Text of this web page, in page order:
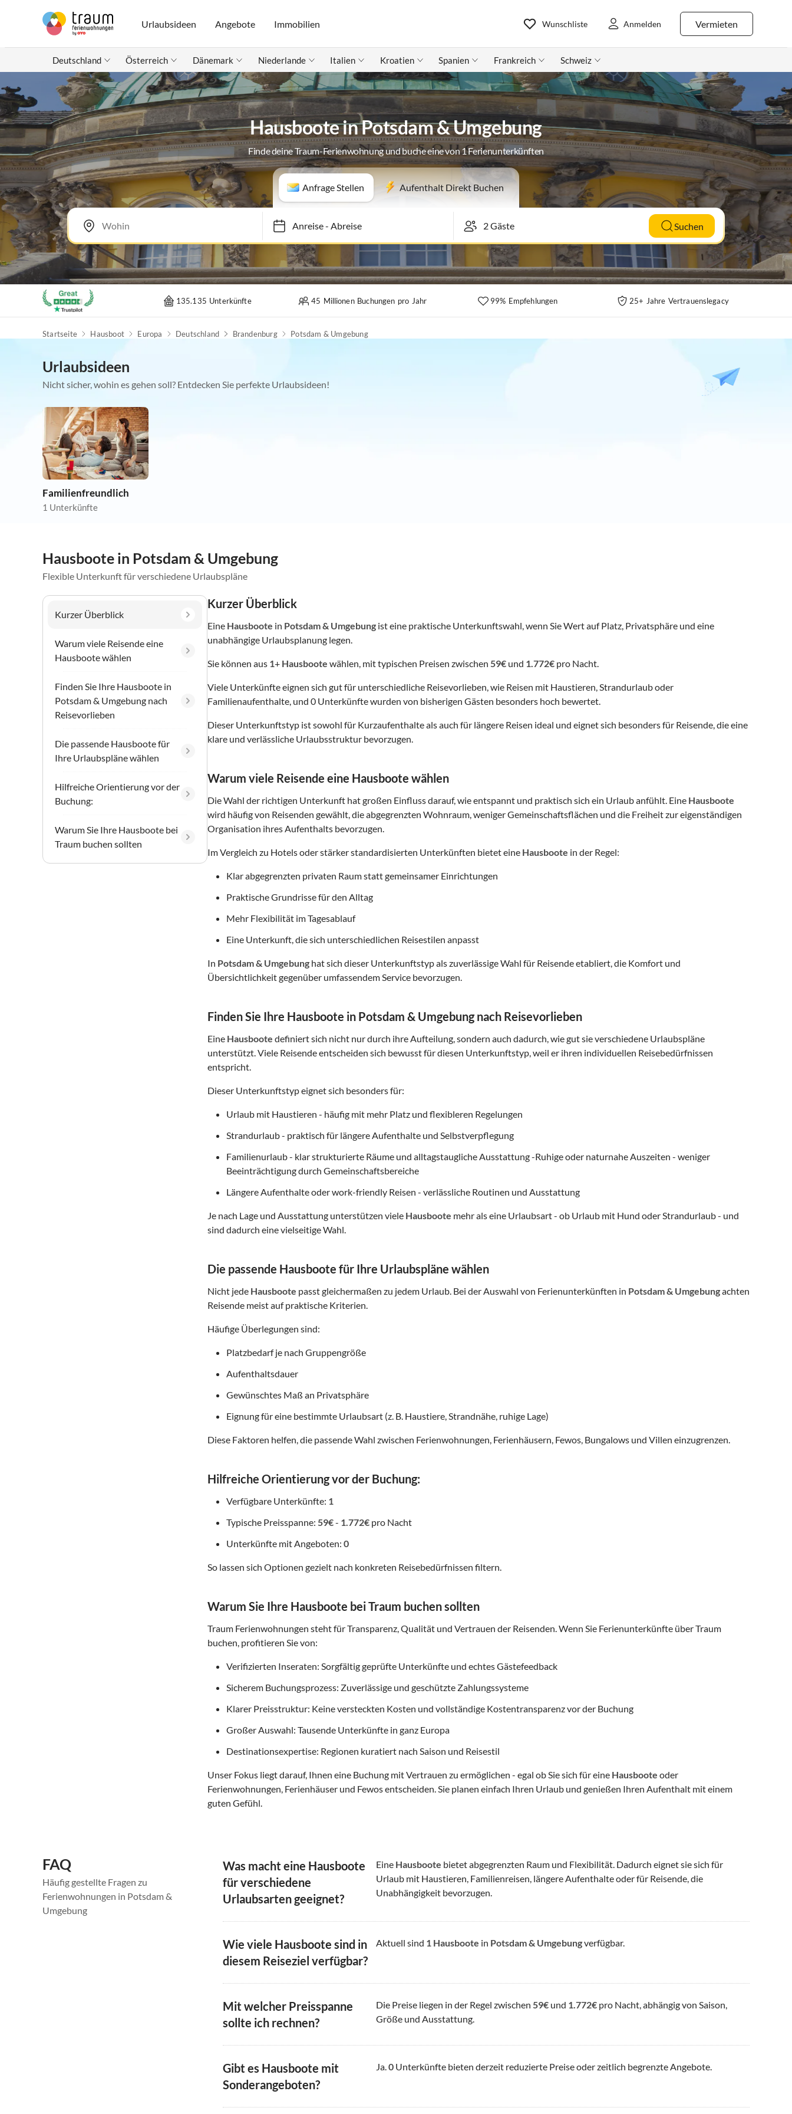
Urlaubsideen Angebote Immobilien Vermieten
Wunschliste Anmelden
Deutschland Österreich Dänemark Niederlande Italien Kroatien Spanien Frankreich Schweiz
Hausboote in Potsdam & Umgebung
Finde deine Traum-Ferienwohnung und buche eine von 1 Ferienunterkünften
Anfrage Stellen Aufenthalt Direkt Buchen
Anreise-Abreise Suchen
135.135 Unterkünfte 45 Millionen Buchungen pro Jahr 99% Empfehlungen 25+ Jahre Vertrauenslegacy
Startseite Hausboot Europa Deutschland Brandenburg Potsdam & Umgebung
Urlaubsideen
Nicht sicher, wohin es gehen soll? Entdecken Sie perfekte Urlaubsideen!
Familienfreundlich
1 Unterkünfte
Hausboote in Potsdam & Umgebung
Flexible Unterkunft für verschiedene Urlaubspläne
Kurzer Überblick
Warum viele Reisende eine
Hausboote wählen
Finden Sie Ihre Hausboote in
Potsdam & Umgebung nach
Reisevorlieben
Die passende Hausboote für
Ihre Urlaubspläne wählen
Hilfreiche Orientierung vor der
Buchung:
Warum Sie Ihre Hausboote bei
Traum buchen sollten
Kurzer Überblick
Eine Hausboote in Potsdam & Umgebung ist eine praktische Unterkunftswahl, wenn Sie Wert auf Platz, Privatsphäre und eine
unabhängige Urlaubsplanung legen.
Sie können aus 1+ Hausboote wählen, mit typischen Preisen zwischen 59€ und 1.772€ pro Nacht.
Viele Unterkünfte eignen sich gut für unterschiedliche Reisevorlieben, wie Reisen mit Haustieren, Strandurlaub oder
Familienaufenthalte, und 0 Unterkünfte wurden von bisherigen Gästen besonders hoch bewertet.
Dieser Unterkunftstyp ist sowohl für Kurzaufenthalte als auch für längere Reisen ideal und eignet sich besonders für Reisende, die eine
klare und verlässliche Urlaubsstruktur bevorzugen.
Warum viele Reisende eine Hausboote wählen
Die Wahl der richtigen Unterkunft hat großen Einfluss darauf, wie entspannt und praktisch sich ein Urlaub anfühlt. Eine Hausboote
wird häufig von Reisenden gewählt, die abgegrenzten Wohnraum, weniger Gemeinschaftsflächen und die Freiheit zur eigenständigen
Organisation ihres Aufenthalts bevorzugen.
Im Vergleich zu Hotels oder stärker standardisierten Unterkünften bietet eine Hausboote in der Regel:
Klar abgegrenzten privaten Raum statt gemeinsamer Einrichtungen
Praktische Grundrisse für den Alltag
Mehr Flexibilität im Tagesablauf
Eine Unterkunft, die sich unterschiedlichen Reisestilen anpasst
In Potsdam & Umgebung hat sich dieser Unterkunftstyp als zuverlässige Wahl für Reisende etabliert, die Komfort und
Übersichtlichkeit gegenüber umfassendem Service bevorzugen.
Finden Sie Ihre Hausboote in Potsdam & Umgebung nach Reisevorlieben
Eine Hausboote definiert sich nicht nur durch ihre Aufteilung, sondern auch dadurch, wie gut sie verschiedene Urlaubspläne
unterstützt. Viele Reisende entscheiden sich bewusst für diesen Unterkunftstyp, weil er ihren individuellen Reisebedürfnissen
entspricht.
Dieser Unterkunftstyp eignet sich besonders für:
Urlaub mit Haustieren - häufig mit mehr Platz und flexibleren Regelungen
Strandurlaub - praktisch für längere Aufenthalte und Selbstverpflegung
Familienurlaub - klar strukturierte Räume und alltagstaugliche Ausstattung -Ruhige oder naturnahe Auszeiten - weniger
Beeinträchtigung durch Gemeinschaftsbereiche
Längere Aufenthalte oder work-friendly Reisen - verlässliche Routinen und Ausstattung
Je nach Lage und Ausstattung unterstützen viele Hausboote mehr als eine Urlaubsart - ob Urlaub mit Hund oder Strandurlaub - und
sind dadurch eine vielseitige Wahl.
Die passende Hausboote für Ihre Urlaubspläne wählen
Nicht jede Hausboote passt gleichermaßen zu jedem Urlaub. Bei der Auswahl von Ferienunterkünften in Potsdam & Umgebungachten
Reisende meist auf praktische Kriterien.
Häufige Überlegungen sind:
Platzbedarf je nach Gruppengröße
Aufenthaltsdauer
Gewünschtes Maß an Privatsphäre
Eignung für eine bestimmte Urlaubsart (z. B. Haustiere, Strandnähe, ruhige Lage)
Diese Faktoren helfen, die passende Wahl zwischen Ferienwohnungen, Ferienhäusern, Fewos, Bungalows und Villen einzugrenzen.
Hilfreiche Orientierung vor der Buchung:
Verfügbare Unterkünfte: 1
Typische Preisspanne: 59€- 1.772€ pro Nacht
Unterkünfte mit Angeboten: 0
So lassen sich Optionen gezielt nach konkreten Reisebedürfnissen filtern.
Warum Sie Ihre Hausboote bei Traum buchen sollten
Traum Ferienwohnungen steht für Transparenz, Qualität und Vertrauen der Reisenden. Wenn Sie Ferienunterkünfte über Traum
buchen, profitieren Sie von:
Verifizierten Inseraten: Sorgfältig geprüfte Unterkünfte und echtes Gästefeedback
Sicherem Buchungsprozess: Zuverlässige und geschützte Zahlungssysteme
Klarer Preisstruktur: Keine versteckten Kosten und vollständige Kostentransparenz vor der Buchung
Großer Auswahl: Tausende Unterkünfte in ganz Europa
Destinationsexpertise: Regionen kuratiert nach Saison und Reisestil
Unser Fokus liegt darauf, Ihnen eine Buchung mit Vertrauen zu ermöglichen - egal ob Sie sich für eine Hausboote oder
Ferienwohnungen, Ferienhäuser und Fewos entscheiden. Sie planen einfach Ihren Urlaub und genießen Ihren Aufenthalt mit einem
guten Gefühl.
FAQ
Häufig gestellte Fragen zu
Ferienwohnungen in Potsdam &
Umgebung
Was macht eine Hausboote
für verschiedene
Urlaubsarten geeignet?
Eine Hausboote bietet abgegrenzten Raum und Flexibilität. Dadurch eignet sie sich für
Urlaub mit Haustieren, Familienreisen, längere Aufenthalte oder für Reisende, die
Unabhängigkeit bevorzugen.
Wie viele Hausboote sind in
diesem Reiseziel verfügbar?
Aktuell sind 1 Hausboote in Potsdam & Umgebungverfügbar.
Mit welcher Preisspanne
sollte ich rechnen?
Die Preise liegen in der Regel zwischen 59€ und 1.772€ pro Nacht, abhängig von Saison,
Größe und Ausstattung.
Gibt es Hausboote mit
Sonderangeboten?
Ja.0 Unterkünfte bieten derzeit reduzierte Preise oder zeitlich begrenzte Angebote.